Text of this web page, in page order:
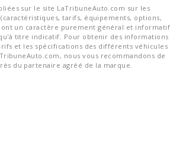
sur le site LaTribuneAuto.com sur les
tarifs, équipements, options,
ont un caractère purement général et informatif
titre indicatif. Pour obtenir des informations
et les spécifications des différents véhicules
nous vous recommandons de
du partenaire agréé de la marque.